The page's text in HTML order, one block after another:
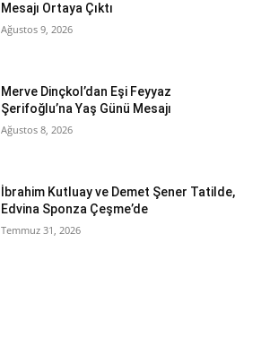
Mesajı Ortaya Çıktı
Ağustos 9, 2026
Merve Dinçkol’dan Eşi Feyyaz
Şerifoğlu’na Yaş Günü Mesajı
Ağustos 8, 2026
İbrahim Kutluay ve Demet Şener Tatilde,
Edvina Sponza Çeşme’de
Temmuz 31, 2026